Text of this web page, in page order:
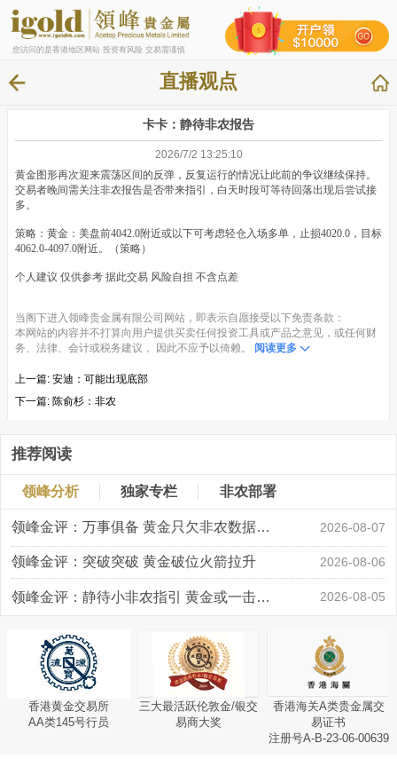
您访问的是香港地区网站 投资有风险 交易需谨慎
直播观点
卡卡：静待非农报告
2026/7/2 13:25:10
黄金图形再次迎来震荡区间的反弹，反复运行的情况让此前的争议继续保持。
交易者晚间需关注非农报告是否带来指引，白天时段可等待回落出现后尝试接
多。
策略：黄金：美盘前4042.0附近或以下可考虑轻仓入场多单，止损4020.0，目标
4062.0-4097.0附近。（策略）
个人建议 仅供参考 据此交易 风险自担 不含点差
当阁下进入领峰贵金属有限公司网站，即表示自愿接受以下免责条款：
本网站的内容并不打算向用户提供买卖任何投资工具或产品之意见，或任何财
务、法律、会计或税务建议， 因此不应予以倚赖。
阅读更多
上一篇: 安迪：可能出现底部
下一篇: 陈俞杉：非农
推荐阅读
领峰分析 独家专栏 非农部署
领峰金评：万事俱备 黄金只欠非农数据“东风” 2026-08-07
领峰金评：突破突破 黄金破位火箭拉升 2026-08-06
领峰金评：静待小非农指引 黄金或一击破局 2026-08-05
香港黄金交易所
AA类145号行员
三大最活跃伦敦金/银交
易商大奖
香港海关A类贵金属交
易证书
注册号A-B-23-06-00639